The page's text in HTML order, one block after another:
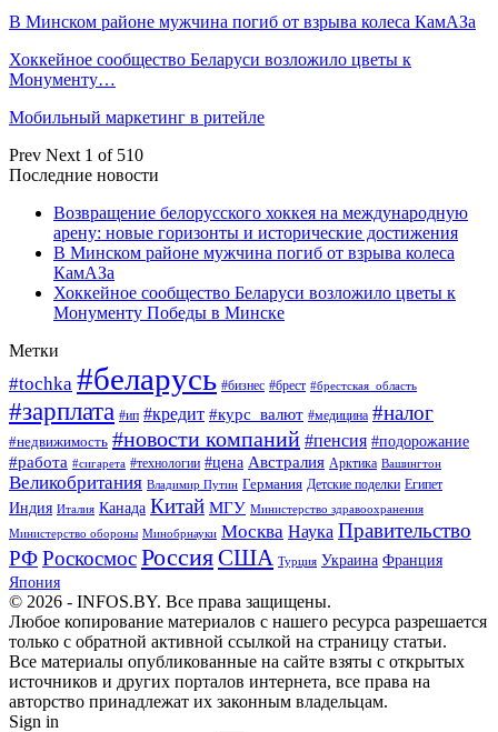
В Минском районе мужчина погиб от взрыва колеса КамАЗа
Хоккейное сообщество Беларуси возложило цветы к
Монументу…
Мобильный маркетинг в ритейле
Prev Next 1 of 510
Последние новости
Возвращение белорусского хоккея на международную
арену: новые горизонты и исторические достижения
В Минском районе мужчина погиб от взрыва колеса
КамАЗа
Хоккейное сообщество Беларуси возложило цветы к
Монументу Победы в Минске
Метки
#tochka #беларусь #бизнес #брест #брестская_область
#зарплата #ип #кредит #курс_валют #медицина #налог
#недвижимость #новости компаний #пенсия #подорожание
#работа #сигарета #технологии #цена Австралия Арктика Вашингтон
Великобритания Владимир Путин Германия Детские поделки Египет
Индия Италия Канада Китай МГУ Министерство здравоохранения
Министерство обороны Минобрнауки Москва Наука Правительство
РФРоскосмосРоссияСША Турция Украина Франция
Япония
© 2026 - INFOS.BY. Все права защищены.
Любое копирование материалов с нашего ресурса разрешается
только с обратной активной ссылкой на страницу статьи.
Все материалы опубликованные на сайте взяты с открытых
источников и других порталов интернета, все права на
авторство принадлежат их законным владельцам.
Sign in